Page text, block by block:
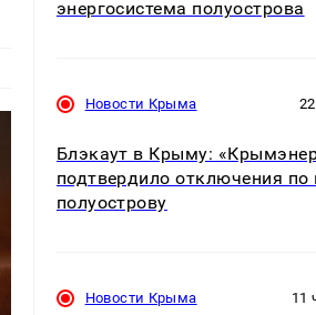
энергосистема полуострова
Новости Крыма
Блэкаут в Крыму:
подтвердило отключения по
полуострову
Новости Крыма 11